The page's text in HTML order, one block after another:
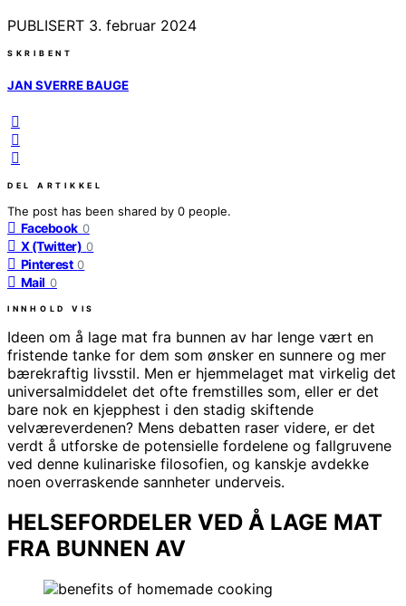
PUBLISERT 3. februar 2024
SKRIBENT
JAN SVERRE BAUGE
DEL ARTIKKEL
The post has been shared by 0 people.
Facebook 0
X (Twitter) 0
Pinterest 0
Mail 0
INNHOLD VIS
Ideen om å lage mat fra bunnen av har lenge vært en
fristende tanke for dem som ønsker en sunnere og mer
bærekraftig livsstil. Men er hjemmelaget mat virkelig det
universalmiddelet det ofte fremstilles som, eller er det
bare nok en kjepphest i den stadig skiftende
velværeverdenen? Mens debatten raser videre, er det
verdt å utforske de potensielle fordelene og fallgruvene
ved denne kulinariske filosofien, og kanskje avdekke
noen overraskende sannheter underveis.
HELSEFORDELER VED Å LAGE MAT
FRA BUNNEN AV